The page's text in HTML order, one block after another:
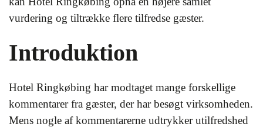
vurdering og tiltrække flere tilfredse gæster.
Introduktion
Hotel Ringkøbing har modtaget mange forskellige
kommentarer fra gæster, der har besøgt virksomheden.
Mens nogle af kommentarerne udtrykker utilfredshed